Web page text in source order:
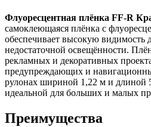
Флуоресцентная плёнка FF-R
самоклеющаяся плёнка с
обеспечивает высокую видимость
недостаточной освещённости.
рекламных и декоративных
предупреждающих и
рулонах шириной 1,22 м и длиной
идеальной для больших и малых
Преимущества